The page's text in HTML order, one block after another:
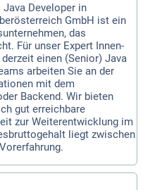
Developer in
GmbH ist ein
das
Für unser Expert Innen-
einen (Senior) Java
arbeiten Sie an der
mit dem
Backend. Wir bieten
gut erreichbare
zur Weiterentwicklung im
liegt zwischen